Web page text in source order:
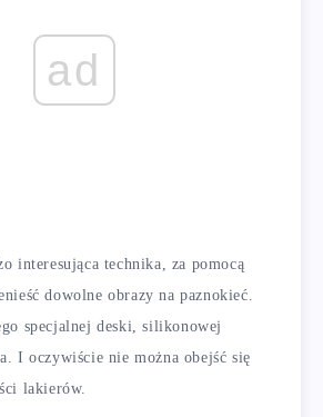
ad
interesująca technika, za pomocą
dowolne obrazy na paznokieć.
specjalnej deski, silikonowej
I oczywiście nie można obejść się
lakierów.